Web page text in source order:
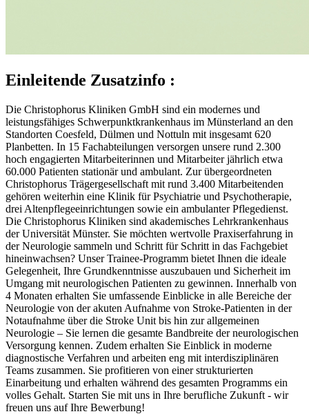
Einleitende Zusatzinfo :
Die Christophorus Kliniken GmbH sind ein modernes und
leistungsfähiges Schwerpunktkrankenhaus im Münsterland an den
Standorten Coesfeld, Dülmen und Nottuln mit insgesamt 620
Planbetten. In 15 Fachabteilungen versorgen unsere rund 2.300
hoch engagierten Mitarbeiterinnen und Mitarbeiter jährlich etwa
60.000 Patienten stationär und ambulant. Zur übergeordneten
Christophorus Trägergesellschaft mit rund 3.400 Mitarbeitenden
gehören weiterhin eine Klinik für Psychiatrie und Psychotherapie,
drei Altenpflegeeinrichtungen sowie ein ambulanter Pflegedienst.
Die Christophorus Kliniken sind akademisches Lehrkrankenhaus
der Universität Münster. Sie möchten wertvolle Praxiserfahrung in
der Neurologie sammeln und Schritt für Schritt in das Fachgebiet
hineinwachsen? Unser Trainee-Programm bietet Ihnen die ideale
Gelegenheit, Ihre Grundkenntnisse auszubauen und Sicherheit im
Umgang mit neurologischen Patienten zu gewinnen. Innerhalb von
4 Monaten erhalten Sie umfassende Einblicke in alle Bereiche der
Neurologie von der akuten Aufnahme von Stroke-Patienten in der
Notaufnahme über die Stroke Unit bis hin zur allgemeinen
Neurologie – Sie lernen die gesamte Bandbreite der neurologischen
Versorgung kennen. Zudem erhalten Sie Einblick in moderne
diagnostische Verfahren und arbeiten eng mit interdisziplinären
Teams zusammen. Sie profitieren von einer strukturierten
Einarbeitung und erhalten während des gesamten Programms ein
volles Gehalt. Starten Sie mit uns in Ihre berufliche Zukunft - wir
freuen uns auf Ihre Bewerbung!